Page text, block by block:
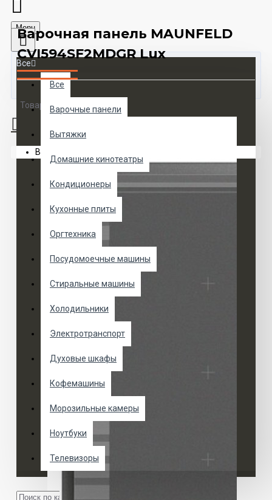
Menu
Все
Все
Варочные панели
Вытяжки
Домашние кинотеатры
Кондиционеры
Кухонные плиты
Оргтехника
Посудомоечные машины
Стиральные машины
Холодильники
Электротранспорт
Духовые шкафы
Кофемашины
Морозильные камеры
Ноутбуки
Телевизоры
Товаров 0 (0 руб.)
Ваша корзина пуста!
Варочная панель MAUNFELD
CVI594SF2MDGR Lux